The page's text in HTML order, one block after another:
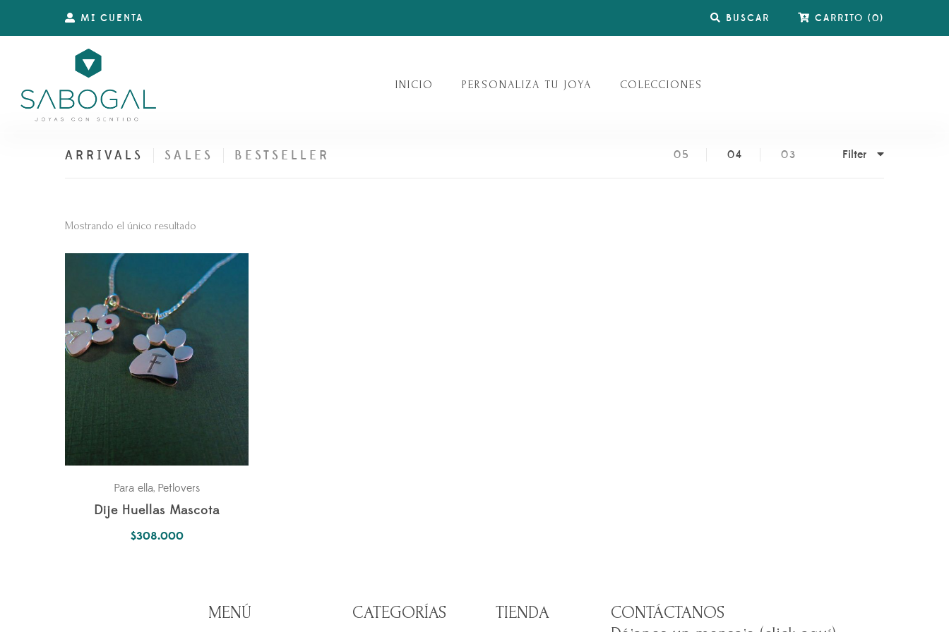
MI CUENTA BUSCAR CARRITO (0)
INICIO PERSONALIZA TU JOYA COLECCIONES
ARRIVALS SALES BESTSELLER 05 04 03 Filter
Mostrando el único resultado
Para ella, Petlovers
Dije Huellas Mascota
$308.000
MENÚ CATEGORÍAS TIENDA
CONTÁCTANOS